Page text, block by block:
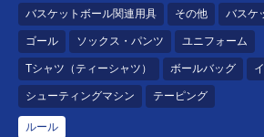
バスケットボール関連用具 その他 バスケ
ゴール ソックス・パンツ ユニフォーム
Tシャツ（ティーシャツ） ボールバッグ
シューティングマシン テーピング
ルール